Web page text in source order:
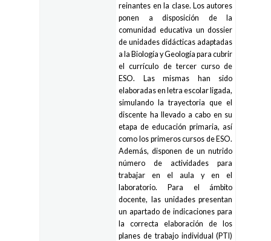
reinantes en la clase. Los autores
ponen a disposición de la
comunidad educativa un dossier
de unidades didácticas adaptadas
a la Biología y Geología para cubrir
el currículo de tercer curso de
ESO. Las mismas han sido
elaboradas en letra escolar ligada,
simulando la trayectoria que el
discente ha llevado a cabo en su
etapa de educación primaria, así
como los primeros cursos de ESO.
Además, disponen de un nutrido
número de actividades para
trabajar en el aula y en el
laboratorio. Para el ámbito
docente, las unidades presentan
un apartado de indicaciones para
la correcta elaboración de los
planes de trabajo individual (PTI)